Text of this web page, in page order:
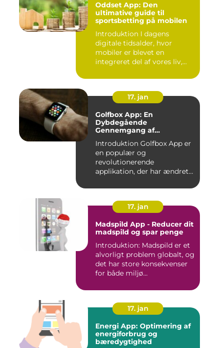
Oddset App: Den
ultimative guide til
sportsbetting på mobilen
Introduktion I dagens
digitale tidsalder, hvor
mobiler er blevet en
integreret del af vores liv,
17. jan
Golfbox App: En
Dybdegående
Gennemgang af
Introduktion Golfbox App er
en populær og
revolutionerende
applikation, der har ændret
17. jan
Madspild App - Reducer dit
madspild og spar penge
Introduktion: Madspild er et
alvorligt problem globalt, og
det har store konsekvenser
for både miljø...
17. jan
Energi App: Optimering af
energiforbrug og
bæredygtighed